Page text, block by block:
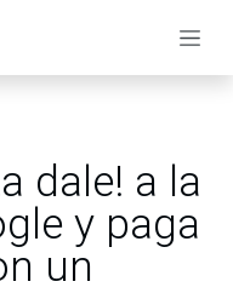
dale! a la
y paga
un